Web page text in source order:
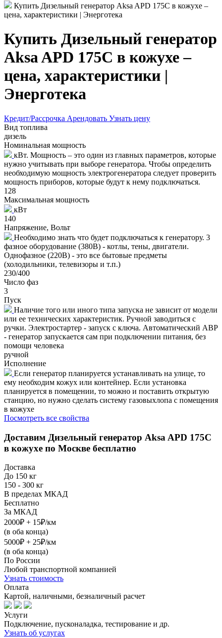
Купить Дизельный генератор Aksa APD 175C в кожухе –
цена, характеристики | Энерготека
Купить Дизельный генератор
Aksa APD 175C в кожухе –
цена, характеристики |
Энерготека
Кредит/Рассрочка Арендовать Узнать цену
Вид топлива
дизель
Номинальная мощность
кВт. Мощность – это один из главных параметров, которые
нужно учитывать при выборе генератора. Чтобы определить
необходимую мощность электрогенератора следует проверить
мощность приборов, которые будут к нему подключаться.
128
Максимальная мощность
кВт
140
Напряжение, Вольт
Необходимо знать что будет подключаться к генератору. 3
фазное оборудование (380В) - котлы, тены, двигатели.
Однофазное (220В) - это все бытовые предметы
(холодильники, телевизоры и т.п.)
230/400
Число фаз
3
Пуск
Наличие того или иного типа запуска не зависит от модели
или ее технических характеристик. Ручной заводиться с
ручки. Электростартер - запуск с ключа. Автоматический АВР
- генератор запускается сам при подключении питания, без
помощи человека
ручной
Исполнение
Если генератор планируется устанавливать на улице, то
ему необходим кожух или контейнер. Если установка
планируется в помещении, то можно и поставить открытую
станцию, но нужно сделать систему газовыхлопа с помещения
в кожухе
Посмотреть все свойства
Доставим Дизельный генератор Aksa APD 175C
в кожухе по Москве бесплатно
Доставка
До 150 кг
150 - 300 кг
В пределах МКАД
Бесплатно
За МКАД
2000₽ + 15₽/км
(в оба конца)
5000₽ + 25₽/км
(в оба конца)
По России
Любой транспортной компанией
Узнать стоимость
Оплата
Картой, наличными, безналичный расчет
Услуги
Подключение, пусконаладка, тестирование и др.
Узнать об услугах